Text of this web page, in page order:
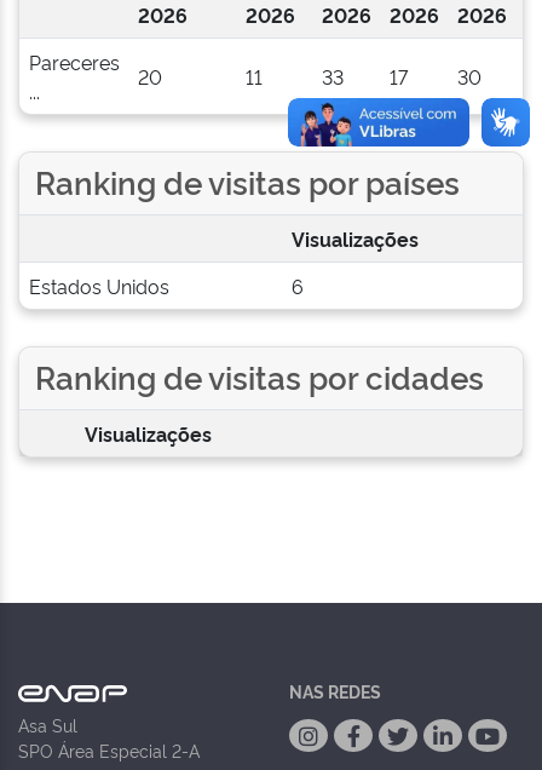
2026
2026
2026
2026
2026
Pareceres
...
20 11 33 17 30
Ranking de visitas por países
Visualizações
Estados Unidos
6
Ranking de visitas por cidades
Visualizações
Asa Sul
SPO Área Especial 2-A
NAS REDES